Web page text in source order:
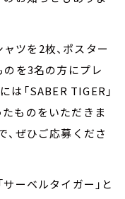
ツを2枚、ポスター
のを3名の方にプレ
「SABER TIGER」
ものをいただきま
、ぜひご応募くださ
ーベルタイガー」と